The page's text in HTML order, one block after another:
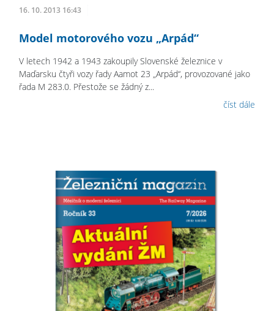
16. 10. 2013 16:43
Model motorového vozu „Arpád“
V letech 1942 a 1943 zakoupily Slovenské železnice v
Maďarsku čtyři vozy řady Aamot 23 „Arpád“, provozované jako
řada M 283.0. Přestože se žádný z...
číst dále